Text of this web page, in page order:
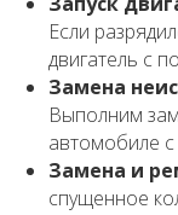
Если
двигатель с
Замена
Выполним
автомобиле
Замена и
спущенное